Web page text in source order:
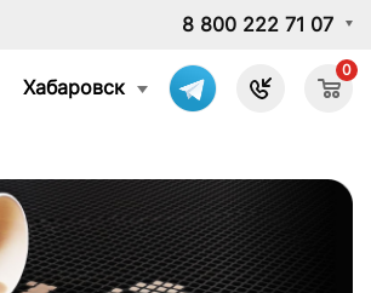
8 800 222 71 07
Хабаровск
0